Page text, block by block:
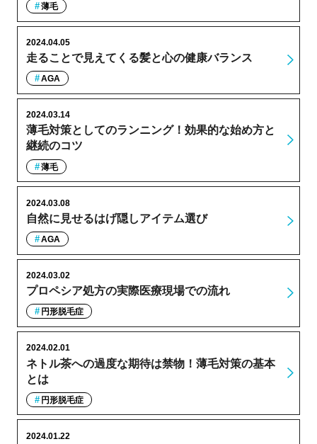
薄毛
走ることで見えてくる髪と心の健康バランス
2024.04.05
AGA
薄毛対策としてのランニング！効果的な始め方と
継続のコツ
2024.03.14
薄毛
自然に見せるはげ隠しアイテム選び
2024.03.08
AGA
プロペシア処方の実際医療現場での流れ
2024.03.02
円形脱毛症
ネトル茶への過度な期待は禁物！薄毛対策の基本
とは
2024.02.01
円形脱毛症
2024.01.22